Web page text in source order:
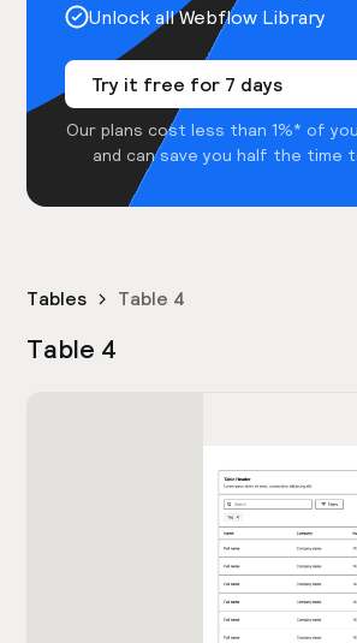
Unlock all Webflow Library
Try it free for 7 days
Our plans cost less than 1%* of
and can save you half the time
Tables Table 4
Table 4